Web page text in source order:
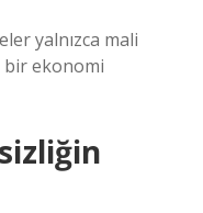
yalnızca mali
bir ekonomi